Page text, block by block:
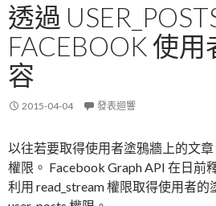
透過
FACEBOOK 使
容
2015-04-04 發表迴響
以往若要取得使用者塗鴉牆上的文
權限。 Facebook Graph API 在日前
利用 read_stream 權限取得使用者